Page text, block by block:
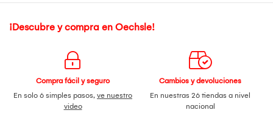
¡Descubre y compra en Oechsle!
Compra fácil y seguro
En solo 6 simples pasos, ve nuestro
video
Cambios y devoluciones
En nuestras 26 tiendas a nivel
nacional